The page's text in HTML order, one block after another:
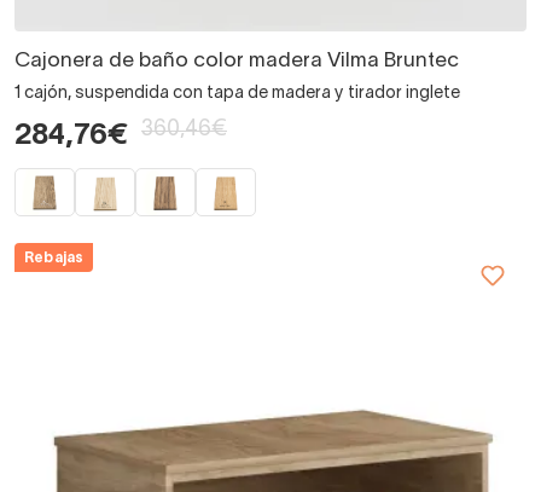
Cajonera de baño color madera Vilma Bruntec
1 cajón, suspendida con tapa de madera y tirador inglete
284,76€ 360,46€
Rebajas